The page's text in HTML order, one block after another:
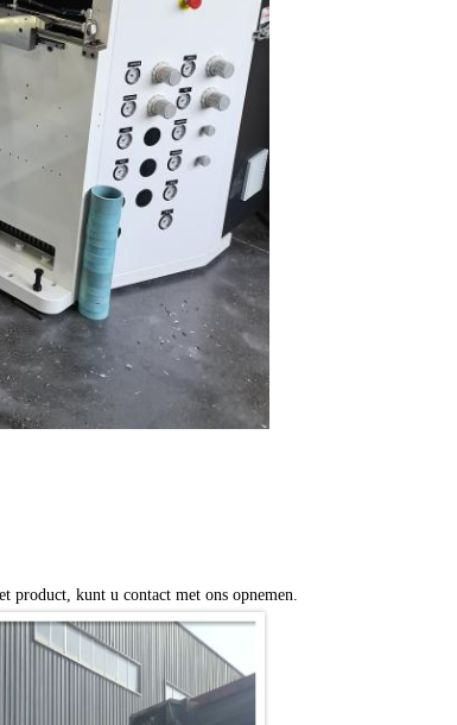
product, kunt u contact met ons opnemen.